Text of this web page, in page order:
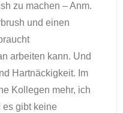
zu machen – Anm.
und einen
arbeiten kann. Und
Hartnäckigkeit. Im
Kollegen mehr, ich
es gibt keine